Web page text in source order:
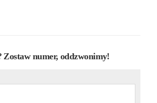
Zostaw numer, oddzwonimy!